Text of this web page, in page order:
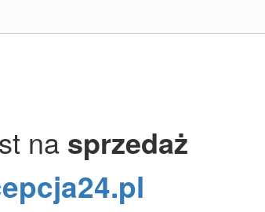
na sprzedaż